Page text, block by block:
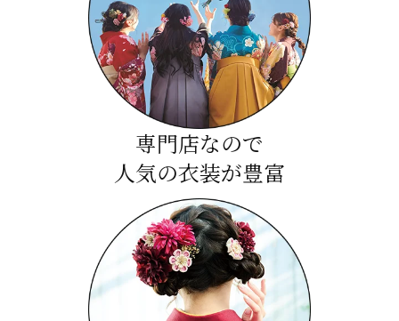
専門店なので
人気の衣装が豊富